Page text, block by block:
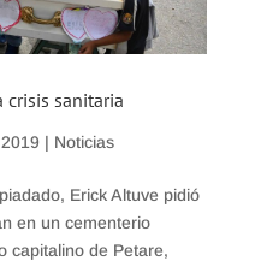
sanitaria
| Noticias
Erick Altuve pidió
en un cementerio
capitalino de Petare,